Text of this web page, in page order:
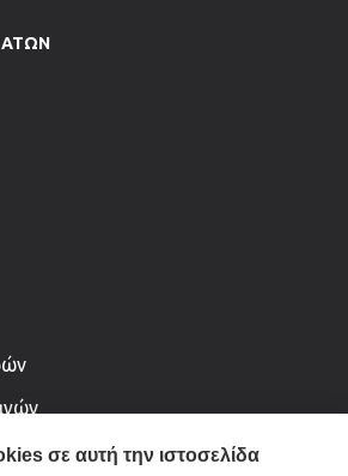
Απορρήτου
σε αυτή την ιστοσελίδα